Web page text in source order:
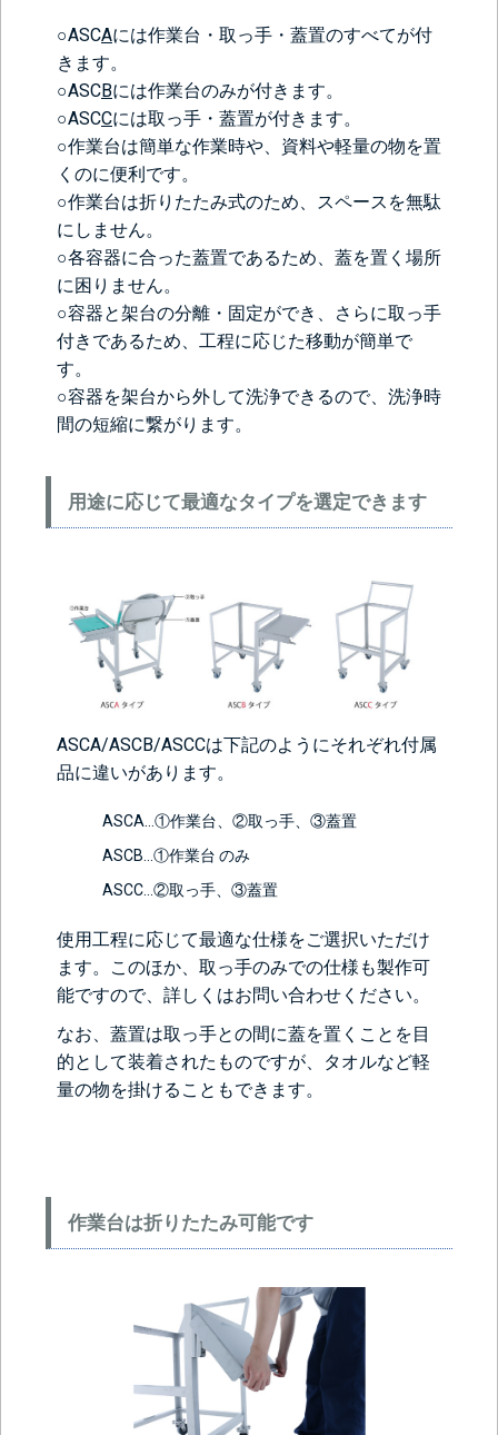
○ASCAには作業台・取っ手・蓋置のすべてが付
きます。
○ASCBには作業台のみが付きます。
○ASCCには取っ手・蓋置が付きます。
○作業台は簡単な作業時や、資料や軽量の物を置
くのに便利です。
○作業台は折りたたみ式のため、スペースを無駄
にしません。
○各容器に合った蓋置であるため、蓋を置く場所
に困りません。
○容器と架台の分離・固定ができ、さらに取っ手
付きであるため、工程に応じた移動が簡単で
す。
○容器を架台から外して洗浄できるので、洗浄時
間の短縮に繋がります。
用途に応じて最適なタイプを選定できます
ASCA/ASCB/ASCCは下記のようにそれぞれ付属
品に違いがあります。
ASCA…①作業台、②取っ手、③蓋置
ASCB…①作業台 のみ
ASCC…②取っ手、③蓋置
使用工程に応じて最適な仕様をご選択いただけ
ます。このほか、取っ手のみでの仕様も製作可
能ですので、詳しくはお問い合わせください。
なお、蓋置は取っ手との間に蓋を置くことを目
的として装着されたものですが、タオルなど軽
量の物を掛けることもできます。
作業台は折りたたみ可能です